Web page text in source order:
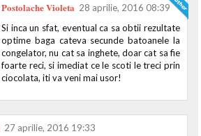
Postolache Violeta 28 aprilie, 2016 08:39
Si inca un sfat, eventual ca sa obtii rezultate
optime baga cateva secunde batoanele la
congelator, nu cat sa inghete, doar cat sa fie
foarte reci, si imediat ce le scoti le treci prin
ciocolata, iti va veni mai usor!
27 aprilie, 2016 19:33